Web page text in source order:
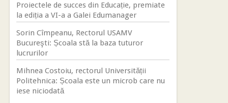
Proiectele de succes din Educație, premiate
la ediția a VI-a a Galei Edumanager
Sorin Cîmpeanu, Rectorul USAMV
Bucureşti: Școala stă la baza tuturor
lucrurilor
Mihnea Costoiu, rectorul Universității
Politehnica: Școala este un microb care nu
iese niciodată